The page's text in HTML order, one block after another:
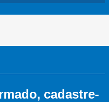
cadastre-